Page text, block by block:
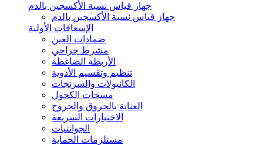
جهاز قياس نسبة الأكسجين بالدم
جهاز قياس نسبة الأكسجين بالدم
الإسعافات الأولية
ضمادات العين
مشرط جراحي
الأربطة الضاغطة
تنظيم وتقسيم الأدوية
الكانيولات والسرنجات
مسحات الكحول
العناية بالحروق والجروح
الاختبارات السريعة
الجوانتيات
مستلزمات الحماية